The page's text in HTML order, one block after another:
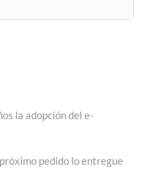
la adopción del e-
pedido lo entregue